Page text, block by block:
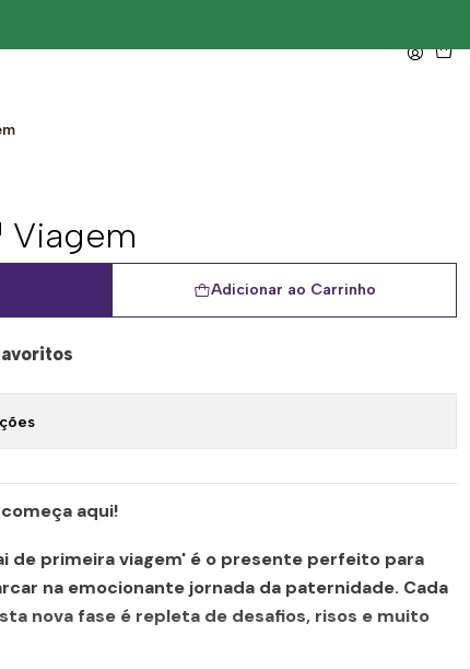
Viagem
Adicionar ao Carrinho
aqui!
de primeira viagem' é o presente perfeito para
na emocionante jornada da paternidade. Cada
nova fase é repleta de desafios, risos e muito